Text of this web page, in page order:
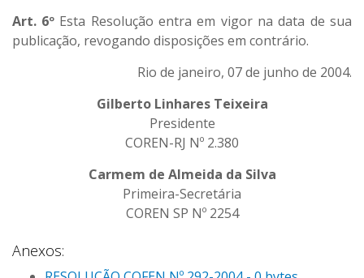
Art. 6º Esta Resolução entra em vigor na data de sua
publicação, revogando disposições em contrário.
Rio de janeiro, 07 de junho de 2004.
Gilberto Linhares Teixeira
Presidente
COREN-RJ Nº 2.380
Carmem de Almeida da Silva
Primeira-Secretária
COREN SP Nº 2254
Anexos: